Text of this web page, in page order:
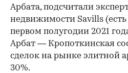
Арбата, подсчитали
недвижимости Savills
первом полугодии 2021
Арбат — Кропоткинская
сделок на рынке элитной
30%.